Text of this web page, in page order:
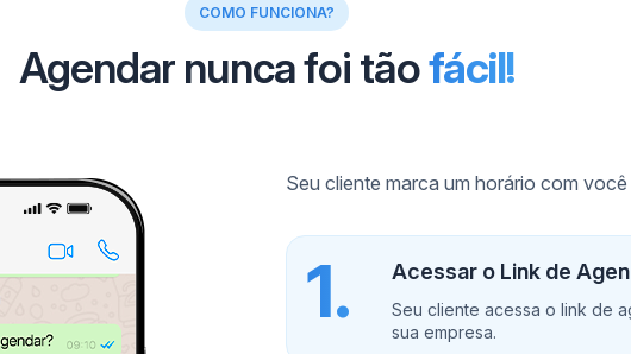
COMO FUNCIONA?
Agendar nunca foi tãofácil!
Seu cliente marca um horário com você
1. Acessar o Link de
Seu cliente acessa o link de
sua empresa.